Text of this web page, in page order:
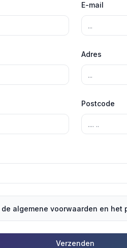
E-mail
Adres
Postcode
algemene voorwaarden en het
Verzenden